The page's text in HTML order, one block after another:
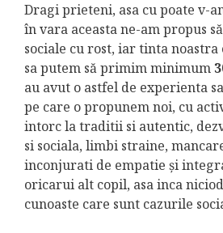
Dragi prieteni, asa cu poate v-
în vara aceasta ne-am propus
sociale cu rost, iar tinta noastra
sa putem să primim minimum
au avut o astfel de experienta
pe care o propunem noi, cu
intorc la traditii si autentic,
si sociala, limbi straine,
inconjurati de empatie și
oricarui alt copil, asa inca
cunoaste care sunt cazurile